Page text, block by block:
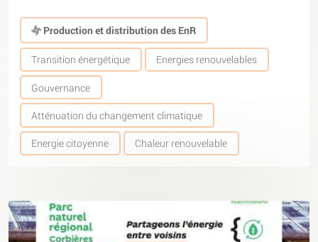
Production et distribution des EnR
Transition énergétique Energies renouvelables
Gouvernance
Atténuation du changement climatique
Energie citoyenne Chaleur renouvelable